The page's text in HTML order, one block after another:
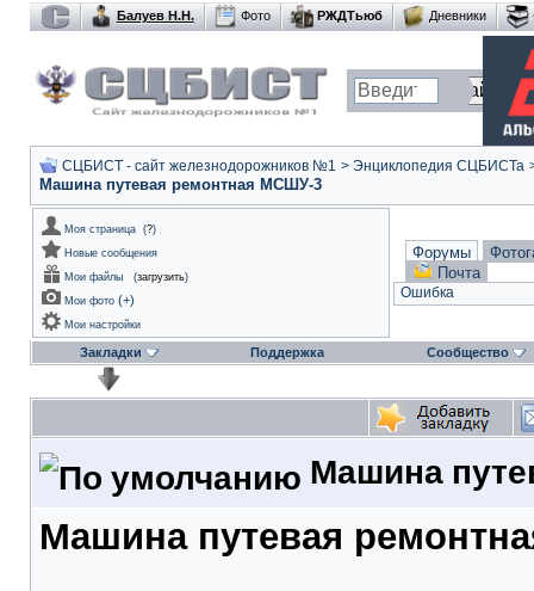
Балуев Н.Н. Фото РЖДТьюб Дневники
СЦБИСТ - сайт железнодорожников №1 > Энциклопедия СЦБИСТа
Машина путевая ремонтная МСШУ-3
Моя страница (?)
Новые сообщения
Мои файлы
(загрузить)
Мои фото (+)
Мои настройки
Форумы
Почта
Ошибка
Закладки Поддержка Сообщество
Машина
Машина путевая